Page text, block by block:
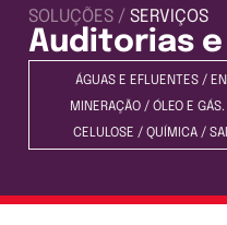
SOLUÇÕES / SERVIÇOS
Auditorias
ÁGUAS E EFLUENTES/
MINERAÇÃO/ ÓLEO E
CELULOSE / QUÍMICA/